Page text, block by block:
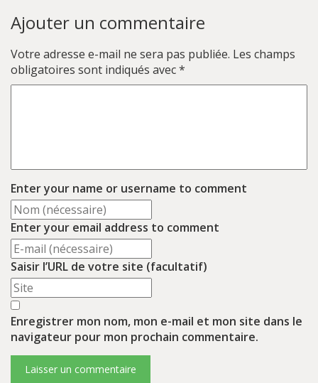
Ajouter un commentaire
Votre adresse e-mail ne sera pas publiée. Les champs
obligatoires sont indiqués avec*
Enter your name or username to comment
Enter your email address to comment
Saisir l’URL de votre site (facultatif)
Enregistrer mon nom, mon e-mail et mon site dans le
navigateur pour mon prochain commentaire.